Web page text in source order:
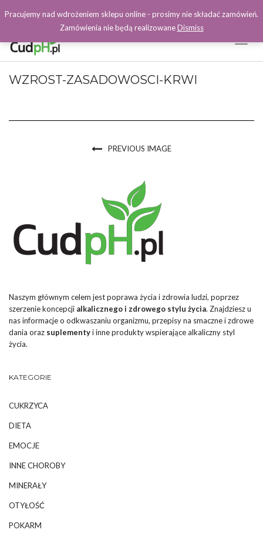
Facebook
WZROST-ZASADOWOSCI-KRWI
PREVIOUS IMAGE
Naszym głównym celem jest poprawa życia i zdrowia ludzi, poprzez
szerzenie koncepcji alkalicznego i zdrowego stylu życia. Znajdziesz u
nas informacje o odkwaszaniu organizmu, przepisy na smaczne i zdrowe
dania oraz suplementyi inne produkty wspierające alkaliczny styl
życia.
KATEGORIE
CUKRZYCA
DIETA
EMOCJE
INNE CHOROBY
MINERAŁY
OTYŁOŚĆ
POKARM
Pracujemy nad wdrożeniem sklepu online - prosimy nie składać zamówień.
Zamówienia nie będą realizowaneDismiss